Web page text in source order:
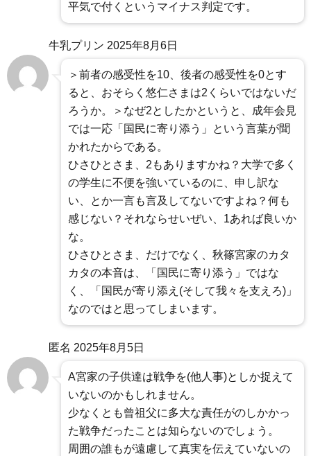
平気で付くというマイナス判定です。
牛乳プリン 2025年8月6日
＞前者の感受性を10、後者の感受性を0とす
ると、おそらく悠仁さまは2くらいではないだ
ろうか。＞なぜ2としたかというと、成年会見
では一応「国民に寄り添う」という言葉が聞
かれたからである。
ひさひとさま、2もありますかね？大学で多く
の学生に不便を強いているのに、申し訳な
い、とか一言も言及してないですよね？何も
感じない？それならせいぜい、1あれば良いか
な。
ひさひとさま、だけでなく、秋篠宮家のカタ
カタの本音は、「国民に寄り添う」ではな
く、「国民が寄り添え(そして我々を支えろ)」
なのではと思ってしまいます。
匿名 2025年8月5日
A宮家の子供達は戦争を(他人事)としか捉えて
いないのかもしれません。
少なくとも曾祖父に多大な責任がのしかかっ
た戦争だったことは知らないのでしょう。
周囲の誰もが遠慮して真実を伝えていないの